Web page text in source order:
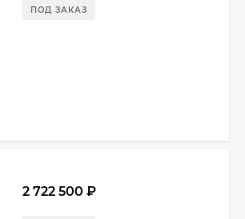
ПОД ЗАКАЗ
2 722 500 ₽